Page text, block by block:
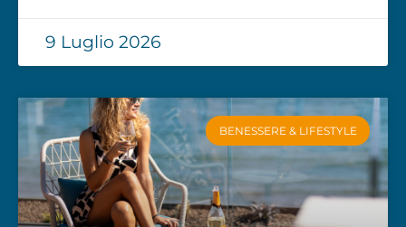
9 Luglio 2026
BENESSERE & LIFESTYLE